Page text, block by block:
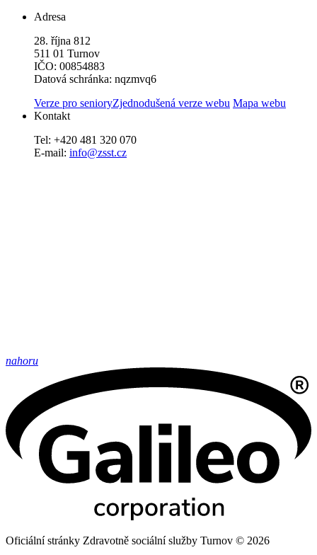
Adresa
28. října 812
511 01 Turnov
IČO: 00854883
Datová schránka: nqzmvq6
Verze pro senioryZjednodušená verze webu Mapa webu
Kontakt
Tel: +420 481 320 070
E-mail: info@zsst.cz
nahoru
Oficiální stránky Zdravotně sociální služby Turnov © 2026